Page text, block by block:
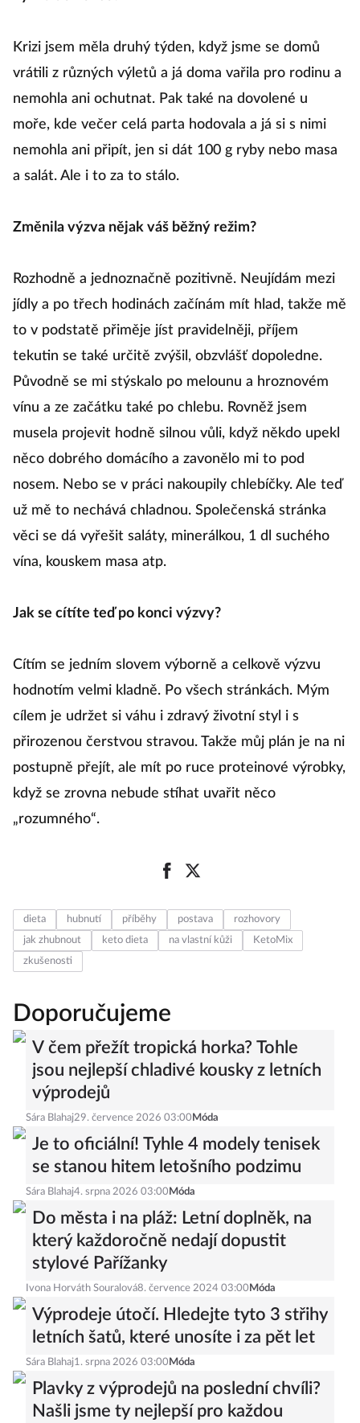
Krizi jsem měla druhý týden, když jsme se domů
vrátili z různých výletů a já doma vařila pro rodinu a
nemohla ani ochutnat. Pak také na dovolené u
moře, kde večer celá parta hodovala a já si s nimi
nemohla ani připít, jen si dát 100 g ryby nebo masa
a salát. Ale i to za to stálo.
Změnila výzva nějak váš běžný režim?
Rozhodně a jednoznačně pozitivně. Neujídám mezi
jídly a po třech hodinách začínám mít hlad, takže mě
to v podstatě přiměje jíst pravidelněji, příjem
tekutin se také určitě zvýšil, obzvlášť dopoledne.
Původně se mi stýskalo po melounu a hroznovém
vínu a ze začátku také po chlebu. Rovněž jsem
musela projevit hodně silnou vůli, když někdo upekl
něco dobrého domácího a zavonělo mi to pod
nosem. Nebo se v práci nakoupily chlebíčky. Ale teď
už mě to nechává chladnou. Společenská stránka
věci se dá vyřešit saláty, minerálkou, 1 dl suchého
vína, kouskem masa atp.
Jak se cítíte teď po konci výzvy?
Cítím se jedním slovem výborně a celkově výzvu
hodnotím velmi kladně. Po všech stránkách. Mým
cílem je udržet si váhu i zdravý životní styl i s
přirozenou čerstvou stravou. Takže můj plán je na ni
postupně přejít, ale mít po ruce proteinové výrobky,
když se zrovna nebude stíhat uvařit něco
„rozumného“.
dieta hubnutí příběhy postava
rozhovory
jak zhubnout
keto dieta na vlastní kůži
KetoMix
zkušenosti
Doporučujeme
V čem přežít tropická horka? Tohle
jsou nejlepší chladivé kousky z letních
výprodejů
Sára Blahaj29. července 2026 03:00 Móda
Je to oficiální! Tyhle 4 modely tenisek
se stanou hitem letošního podzimu
Sára Blahaj4. srpna 2026 03:00 Móda
Do města i na pláž: Letní doplněk, na
který každoročně nedají dopustit
stylové Pařížanky
Ivona Horváth Souralová8. července 2024 03:00 Móda
Výprodeje útočí. Hledejte tyto 3 střihy
letních šatů, které unosíte i za pět let
Sára Blahaj1. srpna 2026 03:00 Móda
Plavky z výprodejů na poslední chvíli?
Našli jsme ty nejlepší pro každou